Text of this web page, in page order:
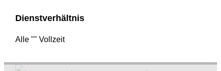
Dienstverhältnis
Alle "" Vollzeit